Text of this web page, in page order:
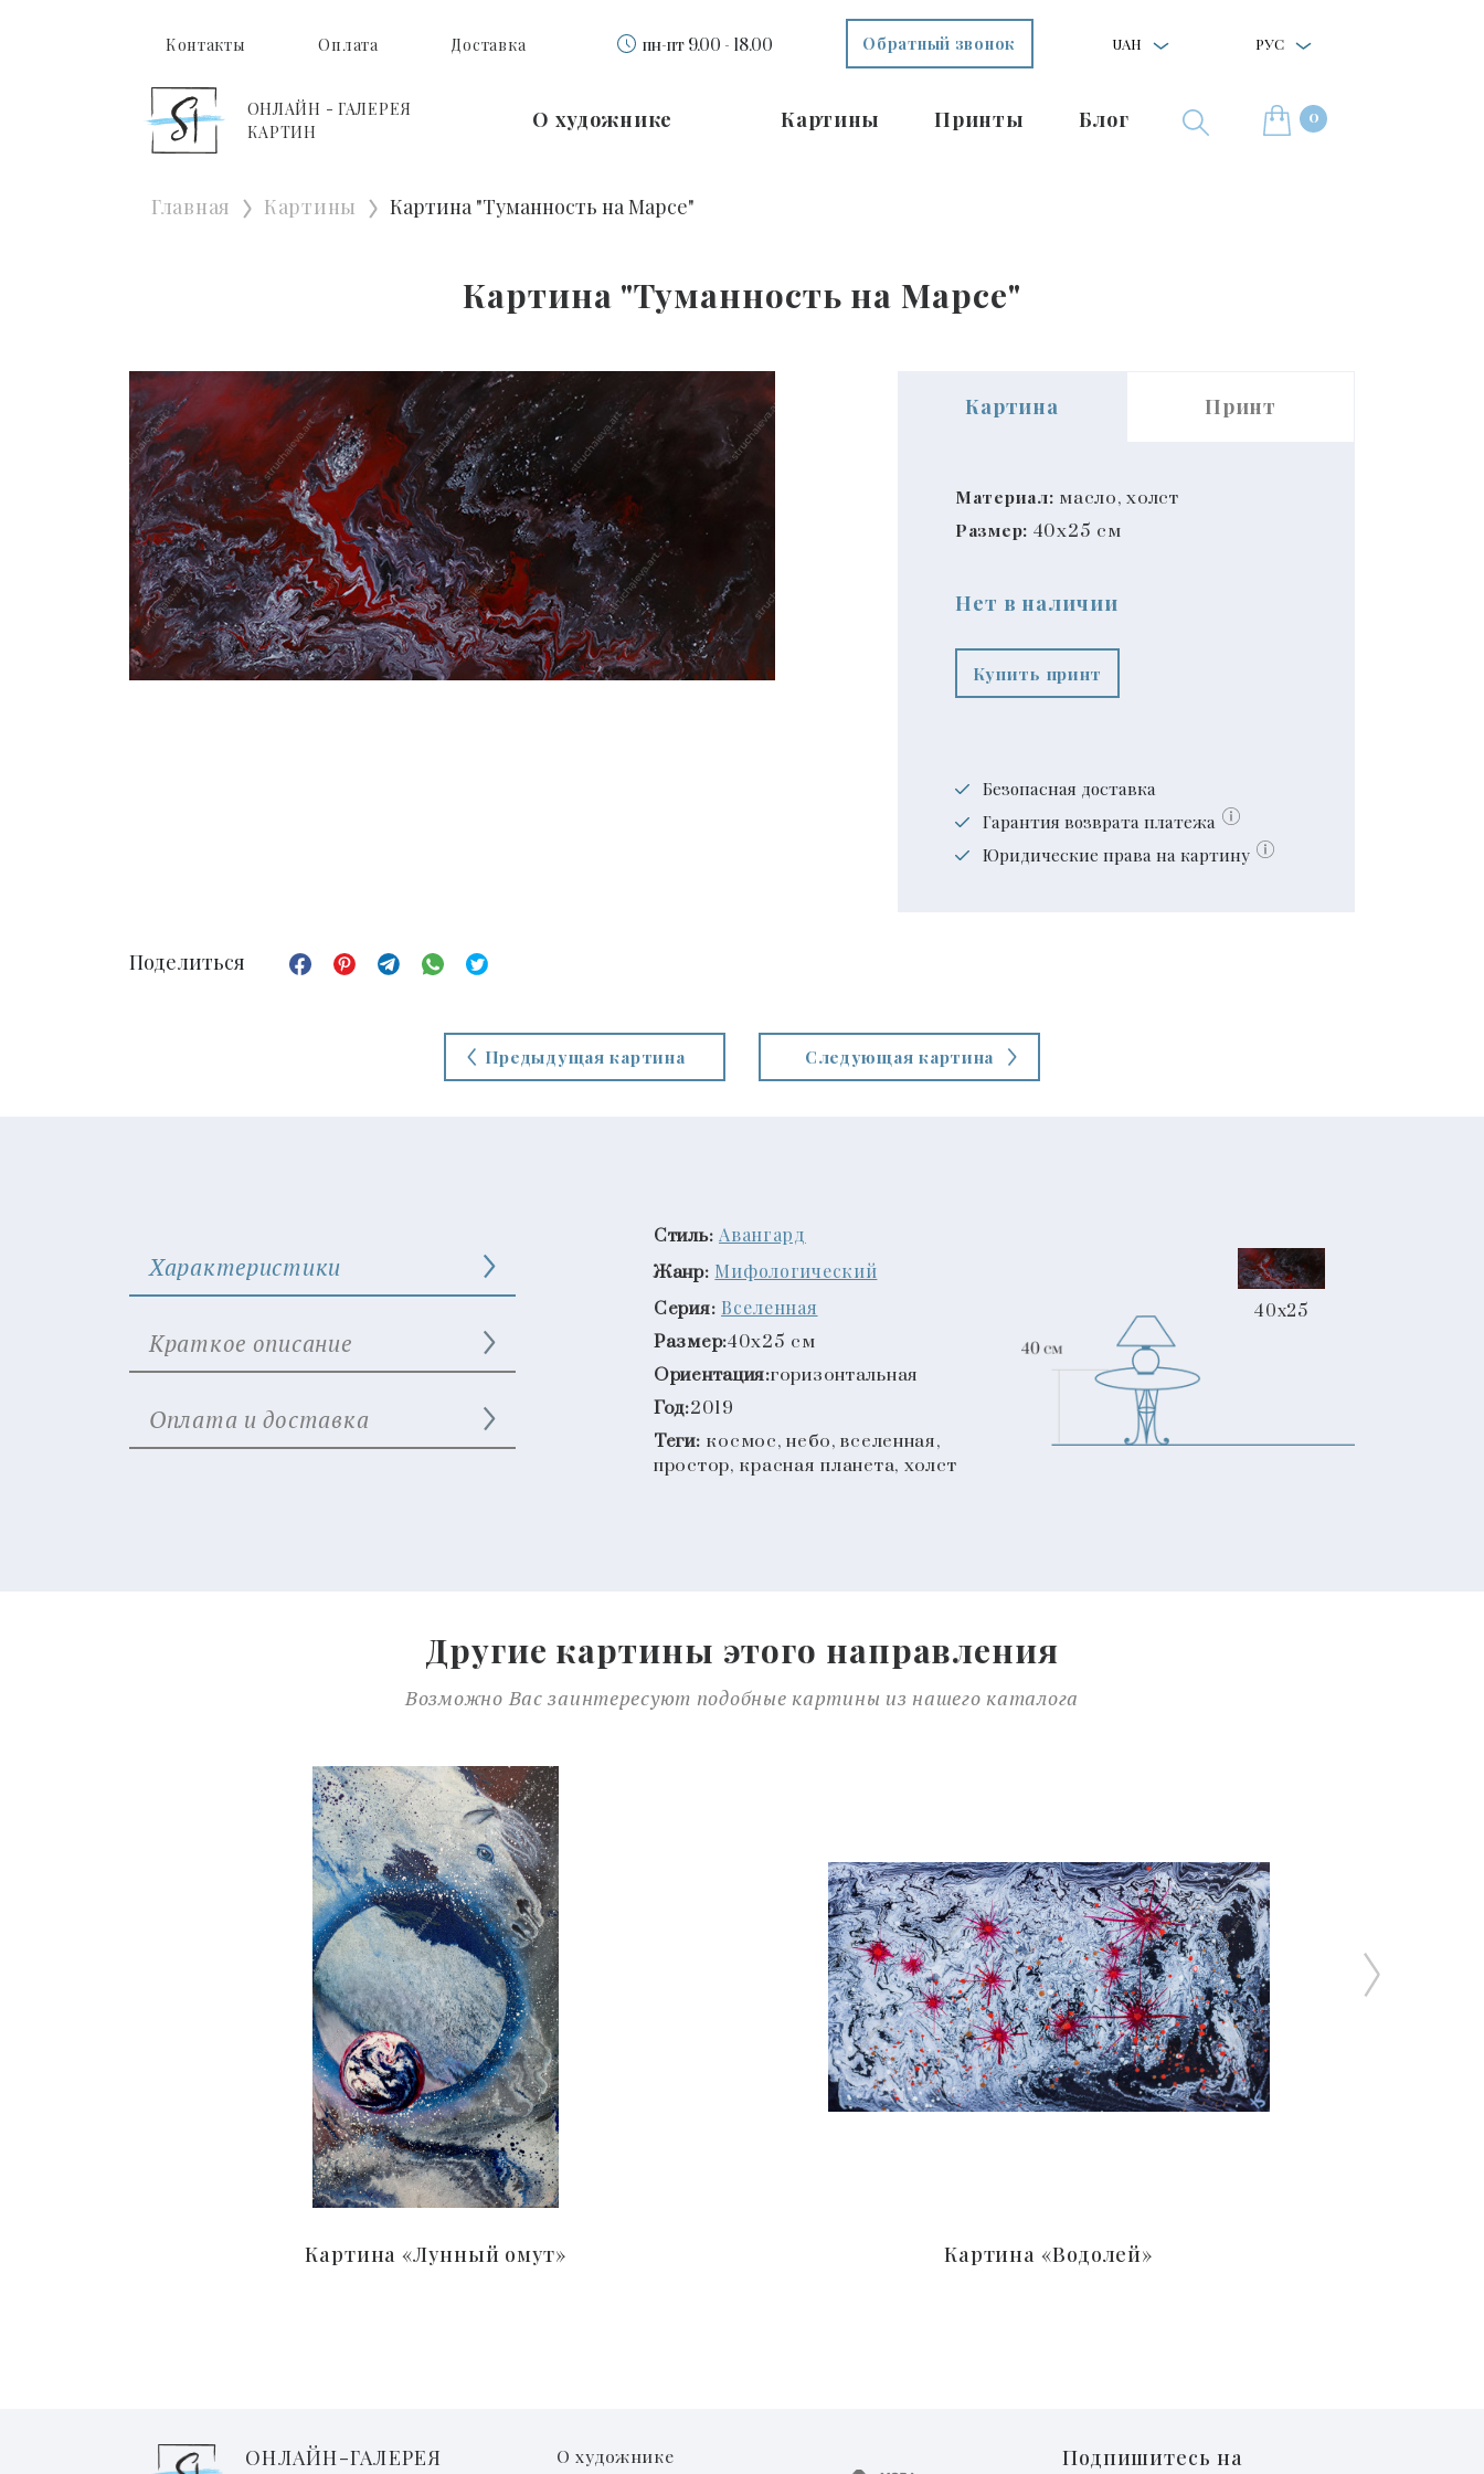
Контакты Оплата Доставка пн-пт 9.00 - 18.00 Обратный звонок UAH РУС
ОНЛАЙН - ГАЛЕРЕЯ
КАРТИН
О художнике Картины Принты Блог 0
Главная Картины Картина "Туманность на Марсе"
Картина "Туманность на Марсе"
Картина Принт
Материал: масло, холст
Размер: 40x25 см
Нет в наличии
Купить принт
Безопасная доставка
Гарантия возврата платежа
Юридические права на картину
Поделиться
Предыдущая картина Следующая картина
Характеристики
Краткое описание
Оплата и доставка
Стиль: Авангард
Жанр: Мифологический
Серия: Вселенная
Размер:40x25 см
Ориентация:горизонтальная
Год:2019
Теги: космос, небо, вселенная,
простор, красная планета, холст
40x25
Другие картины этого направления
Возможно Вас заинтересуют подобные картины из нашего каталога
Картина «Лунный омут» Картина «Водолей»
ОНЛАЙН-ГАЛЕРЕЯ
О художнике
Подпишитесь на